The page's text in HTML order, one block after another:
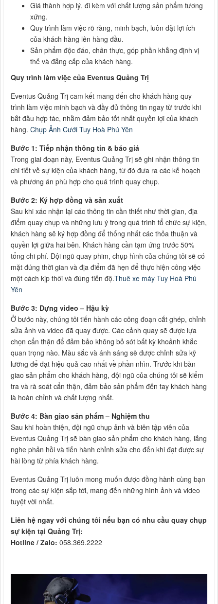
Giá thành hợp lý, đi kèm với chất lượng sản phẩm tương
xứng.
Quy trình làm việc rõ ràng, minh bạch, luôn đặt lợi ích
của khách hàng lên hàng đầu.
Sản phẩm độc đáo, chân thực, góp phần khẳng định vị
thế và đẳng cấp của khách hàng.
Quy trình làm việc của Eventus Quảng Trị
Eventus Quảng Trị cam kết mang đến cho khách hàng quy
trình làm việc minh bạch và đầy đủ thông tin ngay từ trước khi
bắt đầu hợp tác, nhằm đảm bảo tốt nhất quyền lợi của khách
hàng. Chụp Ảnh Cưới Tuy Hoà Phú Yên
Bước 1: Tiếp nhận thông tin & báo giá
Trong giai đoạn này, Eventus Quảng Trị sẽ ghi nhận thông tin
chi tiết về sự kiện của khách hàng, từ đó đưa ra các kế hoạch
và phương án phù hợp cho quá trình quay chụp.
Bước 2: Ký hợp đồng và sản xuất
Sau khi xác nhận lại các thông tin cần thiết như thời gian, địa
điểm quay chụp và những lưu ý trong quá trình tổ chức sự kiện,
khách hàng sẽ ký hợp đồng để thống nhất các thỏa thuận và
quyền lợi giữa hai bên. Khách hàng cần tạm ứng trước 50%
tổng chi phí. Đội ngũ quay phim, chụp hình của chúng tôi sẽ có
mặt đúng thời gian và địa điểm đã hẹn để thực hiện công việc
một cách kịp thời và đúng tiến độ.Thuê xe máy Tuy Hoà Phú
Yên
Bước 3: Dựng video – Hậu kỳ
Ở bước này, chúng tôi tiến hành các công đoạn cắt ghép, chỉnh
sửa ảnh và video đã quay được. Các cảnh quay sẽ được lựa
chọn cẩn thận để đảm bảo không bỏ sót bất kỳ khoảnh khắc
quan trọng nào. Màu sắc và ánh sáng sẽ được chỉnh sửa kỹ
lưỡng để đạt hiệu quả cao nhất về phần nhìn. Trước khi bàn
giao sản phẩm cho khách hàng, đội ngũ của chúng tôi sẽ kiểm
tra và rà soát cẩn thận, đảm bảo sản phẩm đến tay khách hàng
là hoàn chỉnh và chất lượng nhất.
Bước 4: Bàn giao sản phẩm – Nghiệm thu
Sau khi hoàn thiện, đội ngũ chụp ảnh và biên tập viên của
Eventus Quảng Trị sẽ bàn giao sản phẩm cho khách hàng, lắng
nghe phản hồi và tiến hành chỉnh sửa cho đến khi đạt được sự
hài lòng từ phía khách hàng.
Eventus Quảng Trị luôn mong muốn được đồng hành cùng bạn
trong các sự kiện sắp tới, mang đến những hình ảnh và video
tuyệt vời nhất.
Liên hệ ngay với chúng tôi nếu bạn có nhu cầu quay chụp
sự kiện tại Quảng Trị:
Hotline / Zalo: 058.369.2222